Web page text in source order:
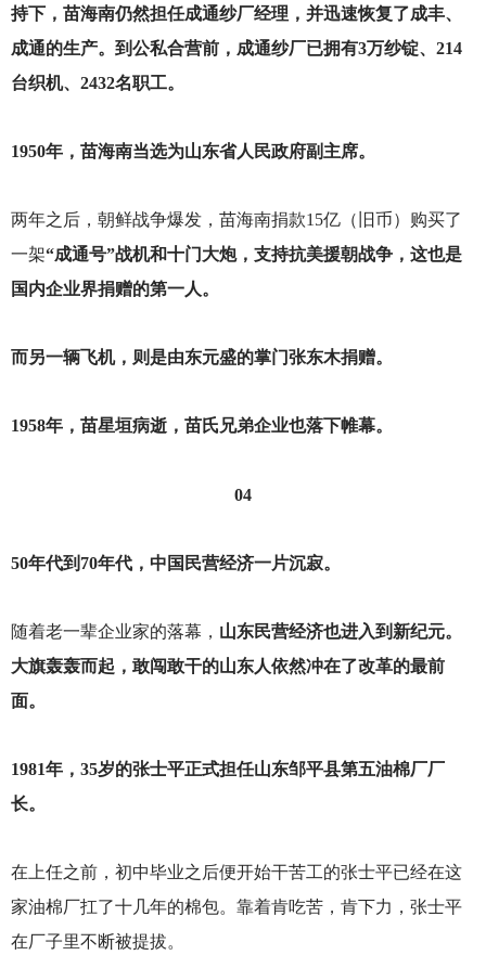
持下，苗海南仍然担任成通纱厂经理，并迅速恢复了成丰、
成通的生产。到公私合营前，成通纱厂已拥有3万纱锭、214
台织机、2432名职工。
1950年，苗海南当选为山东省人民政府副主席。
两年之后，朝鲜战争爆发，苗海南捐款15亿（旧币）购买了
一架“成通号”战机和十门大炮，支持抗美援朝战争，这也是
国内企业界捐赠的第一人。
而另一辆飞机，则是由东元盛的掌门张东木捐赠。
1958年，苗星垣病逝，苗氏兄弟企业也落下帷幕。
04
50年代到70年代，中国民营经济一片沉寂。
随着老一辈企业家的落幕， 山东民营经济也进入到新纪元。
大旗轰轰而起，敢闯敢干的山东人依然冲在了改革的最前
面。
1981年，35岁的张士平正式担任山东邹平县第五油棉厂厂
长。
在上任之前，初中毕业之后便开始干苦工的张士平已经在这
家油棉厂扛了十几年的棉包。靠着肯吃苦，肯下力，张士平
在厂子里不断被提拔。